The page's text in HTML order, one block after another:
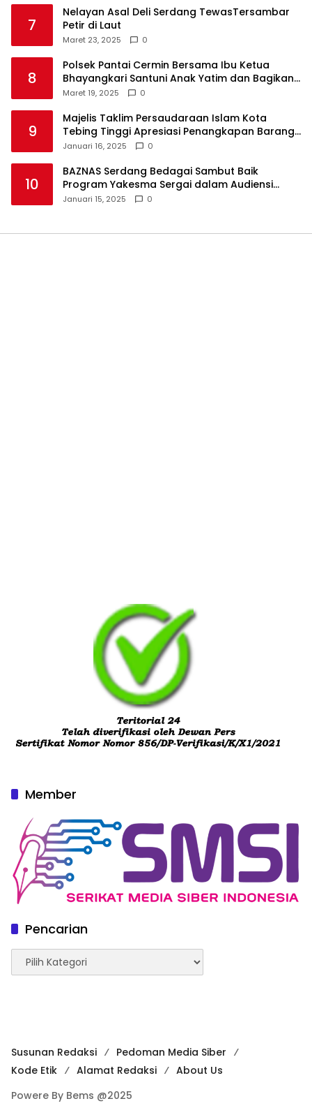
7
Nelayan Asal Deli Serdang TewasTersambar
Petir di Laut
Maret 23, 2025 0
8
Polsek Pantai Cermin Bersama Ibu Ketua
Bhayangkari Santuni Anak Yatim dan Bagikan
Takjil
Maret 19, 2025 0
9
Majelis Taklim Persaudaraan Islam Kota
Tebing Tinggi Apresiasi Penangkapan Barang
Haram
Januari 16, 2025 0
10
BAZNAS Serdang Bedagai Sambut Baik
Program Yakesma Sergai dalam Audiensi
Perkenalan Pengurus Baru
Januari 15, 2025 0
Member
Pencarian
Pencarian
Susunan Redaksi
Pedoman Media Siber
Kode Etik
Alamat Redaksi
About Us
Powere By Bems @2025